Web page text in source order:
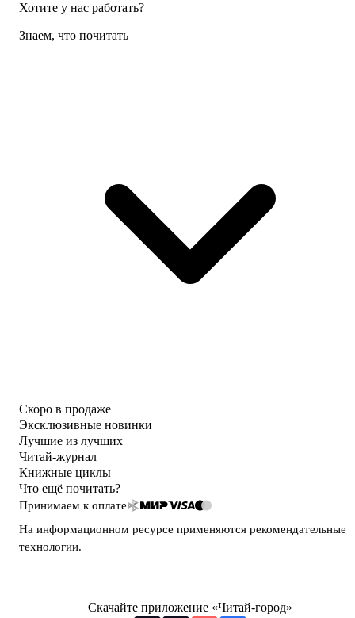
Хотите у нас работать?
Знаем, что почитать
Скоро в продаже
Эксклюзивные новинки
Лучшие из лучших
Читай-журнал
Книжные циклы
Что ещё почитать?
Принимаем к оплате
На информационном ресурсе применяются рекомендательные
технологии.
Скачайте приложение «Читай-город»